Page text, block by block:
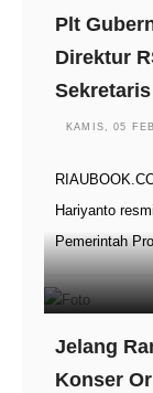
Plt
Direktur
KAMIS, 05
Hariyanto
Pemerintah
Jelang
Konser